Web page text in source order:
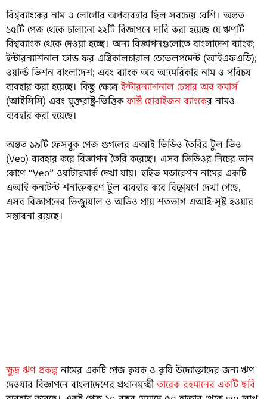
বিশ্বব্যাংকের নাম ও লোগোর অপব্যবহার ছিল সবচেয়ে বেশি। অন্তত
১৫টি পেজ থেকে চালানো ২২টি বিজ্ঞাপনে দাবি করা হয়েছে যে ঋণটি
বিশ্বব্যাংক থেকে দেওয়া হচ্ছে। অন্য বিজ্ঞাপনগুলোতে বাংলাদেশ ব্যাংক;
ইন্টারন্যাশনাল ফান্ড ফর এগ্রিকালচারাল ডেভেলপমেন্ট (আইএফএডি);
ওয়ার্ল্ড ভিশন বাংলাদেশ; এবং ব্যাংক অব আমেরিকার নাম ও পরিচয়
ব্যবহার করা হয়েছে। কিছু ক্ষেত্রেইন্টারন্যাশনাল চেম্বার অব কমার্স
(আইসিসি) এবং যুক্তরাষ্ট্র-ভিত্তিকফার্স্ট হোরাইজন ব্যাংকের নামও
ব্যবহার করা হয়েছে।
অন্তত ১৯টি ফেসবুক পেজ গুগলের এআই ভিডিও তৈরির টুল ভিও
(Veo) ব্যবহার করে বিজ্ঞাপন তৈরি করেছে। এসব ভিডিওর নিচের ডান
কোণে “Veo” ওয়াটারমার্ক দেখা যায়। হাইভ মডারেশন নামের একটি
এআই কনটেন্ট শনাক্তকরণ টুল ব্যবহার করে বিশ্লেষণে দেখা গেছে,
এসব বিজ্ঞাপনের ভিজ্যুয়াল ও অডিও প্রায় শতভাগ এআই-সৃষ্ট হওয়ার
সম্ভাবনা রয়েছে।
ক্ষুদ্র ঋণ প্রকল্পনামের একটি পেজ কৃষক ও কৃষি উদ্যোক্তাদের জন্য ঋণ
দেওয়ার বিজ্ঞাপনে বাংলাদেশের প্রধানমন্ত্রীতারেক রহমানের একটি ছবি